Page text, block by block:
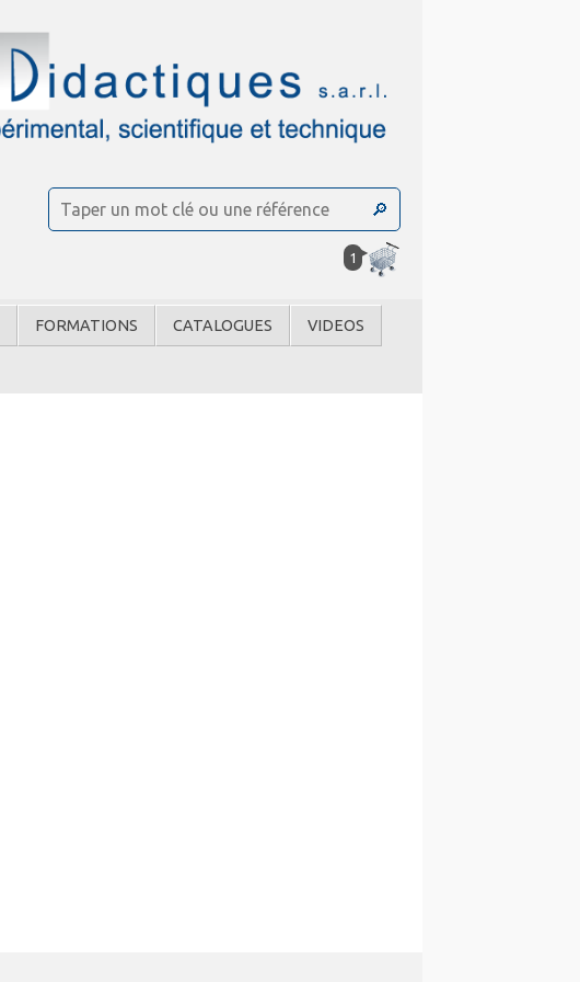
1
FORMATIONS CATALOGUES VIDEOS